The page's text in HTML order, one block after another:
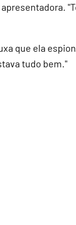
que ela
tudo bem."